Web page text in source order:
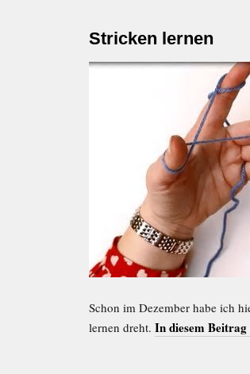
Stricken lernen
Schon im Dezember habe ich
lernen dreht. In diesem